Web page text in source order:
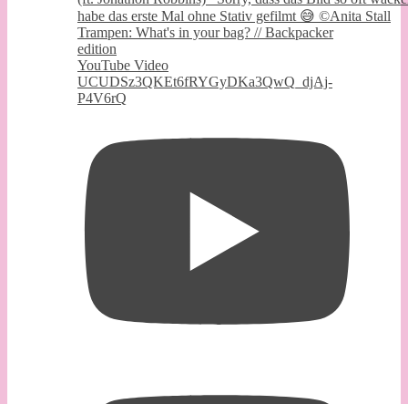
Trampen: What's in your bag? // Backpacker
edition
YouTube Video
UCUDSz3QKEt6fRYGyDKa3QwQ_djAj-
P4V6rQ